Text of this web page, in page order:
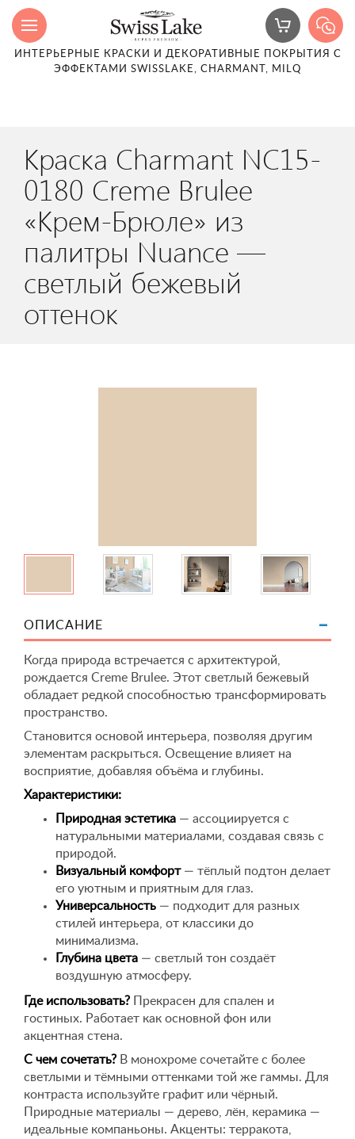
ИНТЕРЬЕРНЫЕ КРАСКИ И ДЕКОРАТИВНЫЕ ПОКРЫТИЯ С
ЭФФЕКТАМИ SWISSLAKE, CHARMANT, MILQ
Краска Charmant NC15-
0180 Creme Brulee
«Крем-Брюле» из
палитры Nuance —
светлый бежевый
оттенок
ОПИСАНИЕ
Когда природа встречается с архитектурой,
рождается Creme Brulee. Этот светлый бежевый
обладает редкой способностью трансформировать
пространство.
Становится основой интерьера, позволяя другим
элементам раскрыться. Освещение влияет на
восприятие, добавляя объёма и глубины.
Характеристики:
Природная эстетика — ассоциируется с
натуральными материалами, создавая связь с
природой.
Визуальный комфорт— тёплый подтон делает
его уютным и приятным для глаз.
Универсальность — подходит для разных
стилей интерьера, от классики до
минимализма.
Глубина цвета — светлый тон создаёт
воздушную атмосферу.
Где использовать? Прекрасен для спален и
гостиных. Работает как основной фон или
акцентная стена.
С чем сочетать? В монохроме сочетайте с более
светлыми и тёмными оттенками той же гаммы. Для
контраста используйте графит или чёрный.
Природные материалы — дерево, лён, керамика —
идеальные компаньоны. Акценты: терракота,